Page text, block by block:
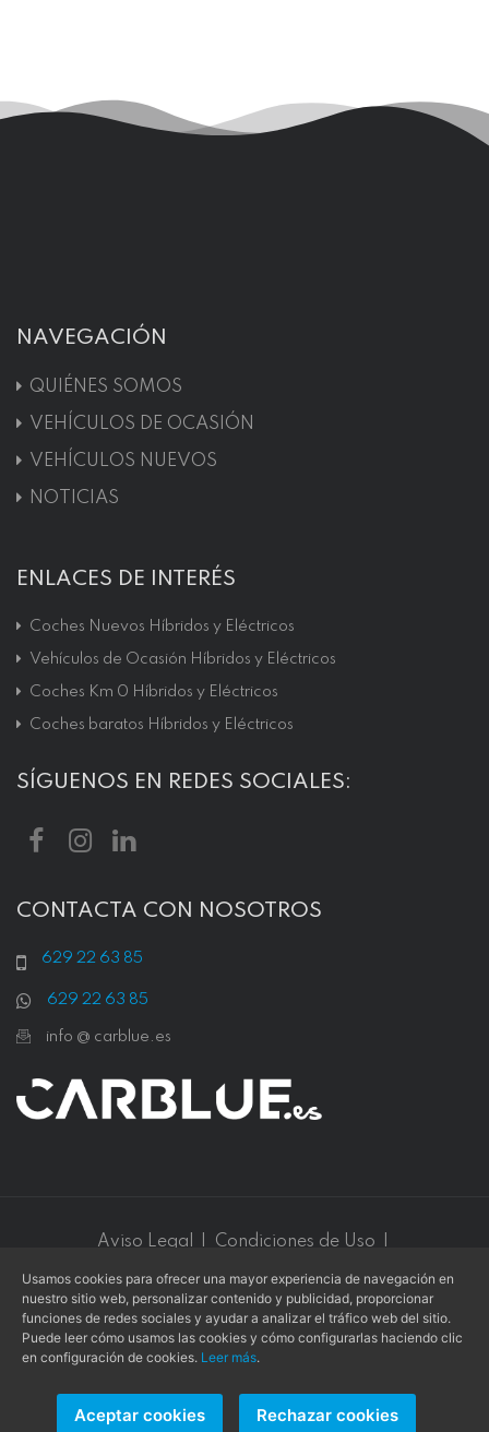
NAVEGACIÓN
QUIÉNES SOMOS
VEHÍCULOS DE OCASIÓN
VEHÍCULOS NUEVOS
NOTICIAS
ENLACES DE INTERÉS
Coches Nuevos Híbridos y Eléctricos
Vehículos de Ocasión Híbridos y Eléctricos
Coches Km 0 Híbridos y Eléctricos
Coches baratos Híbridos y Eléctricos
SÍGUENOS EN REDES SOCIALES:
CONTACTA CON NOSOTROS
629 22 63 85
629 22 63 85
info @ carblue.es
Aviso Legal | Condiciones de Uso
|
Este sitio web está protegido por reCAPTCHA v3y se aplican
la Política de privacidady losTérminos de servicio deGoogle
Copyright © 2026 - L. COLLADO - Todos los derechos
Usamos cookies para ofrecer una mayor experiencia de navegación en
nuestro sitio web, personalizar contenido y publicidad, proporcionar
funciones de redes sociales y ayudar a analizar el tráfico web del sitio.
Puede leer cómo usamos las cookies y cómo configurarlas haciendo clic
en configuración de cookies. Leer más.
Aceptar cookies Rechazar cookies